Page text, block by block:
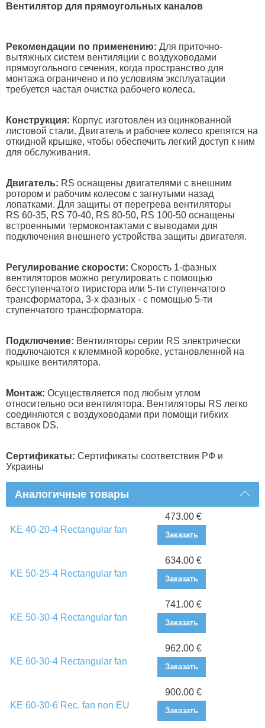
Вентилятор для прямоугольных каналов
Рекомендации по применению: Для приточно-
вытяжных систем вентиляции с воздуховодами
прямоугольного сечения, когда пространство для
монтажа ограничено и по условиям эксплуатации
требуется частая очистка рабочего колеса.
Конструкция: Корпус изготовлен из оцинкованной
листовой стали. Двигатель и рабочее колесо крепятся на
откидной крышке, чтобы обеспечить легкий доступ к ним
для обслуживания.
Двигатель: RS оснащены двигателями с внешним
ротором и рабочим колесом с загнутыми назад
лопатками. Для защиты от перегрева вентиляторы
RS 60-35, RS 70-40, RS 80-50, RS 100-50 оснащены
встроенными термоконтактами c выводами для
подключения внешнего устройства защиты двигателя.
Регулирование скорости: Скорость 1-фазных
вентиляторов можно регулировать с помощью
бесступенчатого тиристора или 5-ти ступенчатого
трансформатора, 3-х фазных - с помощью 5-ти
ступенчатого трансформатора.
Подключение: Вентиляторы серии RS электрически
подключаются к клеммной коробке, установленной на
крышке вентилятора.
Монтаж: Осуществляется под любым углом
относительно оси вентилятора. Вентиляторы RS легко
соединяются с воздуховодами при помощи гибких
вставок DS.
Сертификаты: Сертификаты соответствия РФ и
Украины
Аналогичные товары
KE 40-20-4 Rectangular fan
473.00 €
Заказать
KE 50-25-4 Rectangular fan
634.00 €
Заказать
KE 50-30-4 Rectangular fan
741.00 €
Заказать
KE 60-30-4 Rectangular fan
962.00 €
Заказать
KE 60-30-6 Rec. fan non EU
900.00 €
Заказать